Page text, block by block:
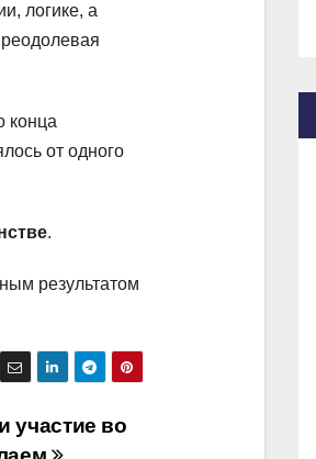
логике, а
конца
от одного
.
результатом
участие во